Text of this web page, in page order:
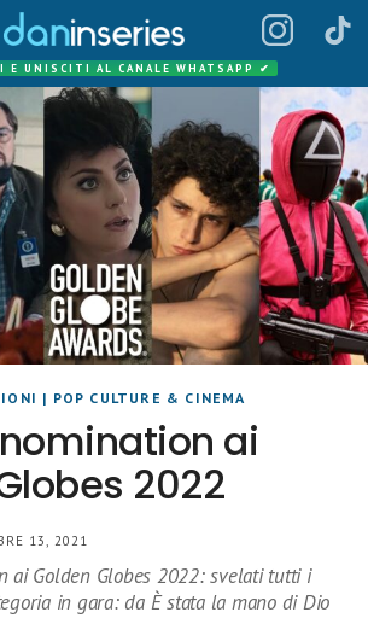
E UNISCITI AL CANALE WHATSAPP ✔
| POP CULTURE & CINEMA
ai
2022
13, 2021
ai Golden Globes 2022: svelati tutti i
in gara: da È stata la mano di Dio